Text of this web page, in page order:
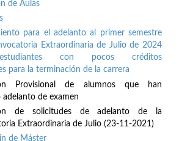
de Aulas
para el adelanto al primer semestre
Extraordinaria de Julio de 2024
con pocos créditos
para la terminación de la carrera
Provisional de alumnos que han
adelanto de examen
de solicitudes de adelanto de la
Extraordinaria de Julio (23-11-2021)
de Máster